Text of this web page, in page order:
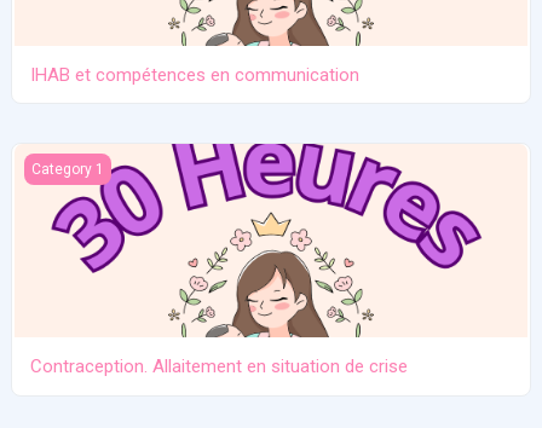
IHAB et compétences en communication
Contraception. Allaitement en situation de crise
Category 1
Contraception. Allaitement en situation de crise